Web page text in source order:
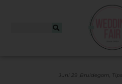
Juni 29 ,Bruidegom, Tips